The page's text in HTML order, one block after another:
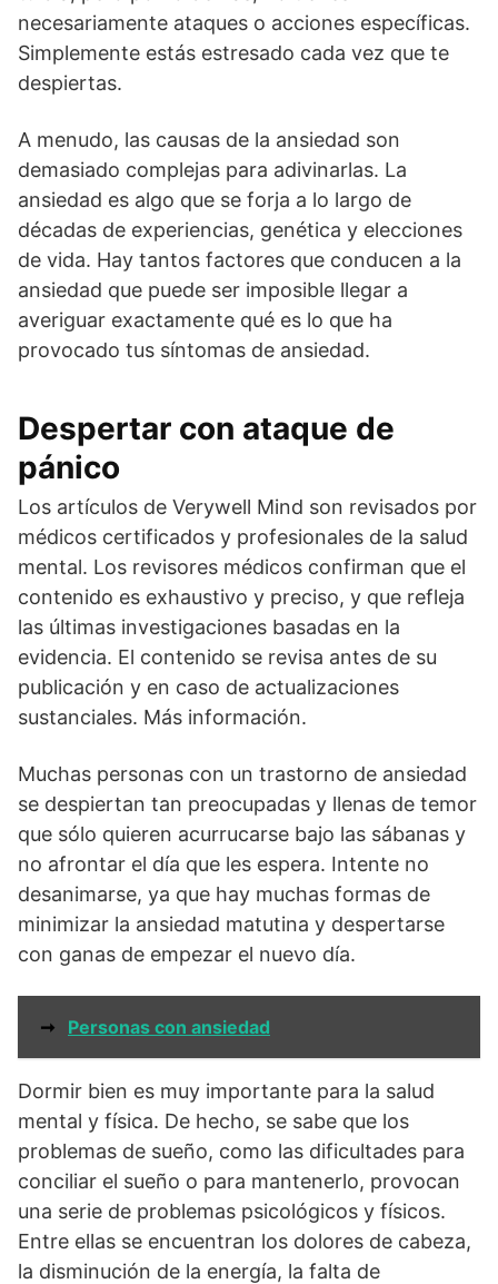
necesariamente ataques o acciones específicas.
Simplemente estás estresado cada vez que te
despiertas.
A menudo, las causas de la ansiedad son
demasiado complejas para adivinarlas. La
ansiedad es algo que se forja a lo largo de
décadas de experiencias, genética y elecciones
de vida. Hay tantos factores que conducen a la
ansiedad que puede ser imposible llegar a
averiguar exactamente qué es lo que ha
provocado tus síntomas de ansiedad.
Despertar con ataque de
pánico
Los artículos de Verywell Mind son revisados por
médicos certificados y profesionales de la salud
mental. Los revisores médicos confirman que el
contenido es exhaustivo y preciso, y que refleja
las últimas investigaciones basadas en la
evidencia. El contenido se revisa antes de su
publicación y en caso de actualizaciones
sustanciales. Más información.
Muchas personas con un trastorno de ansiedad
se despiertan tan preocupadas y llenas de temor
que sólo quieren acurrucarse bajo las sábanas y
no afrontar el día que les espera. Intente no
desanimarse, ya que hay muchas formas de
minimizar la ansiedad matutina y despertarse
con ganas de empezar el nuevo día.
➞ Personas con ansiedad
Dormir bien es muy importante para la salud
mental y física. De hecho, se sabe que los
problemas de sueño, como las dificultades para
conciliar el sueño o para mantenerlo, provocan
una serie de problemas psicológicos y físicos.
Entre ellas se encuentran los dolores de cabeza,
la disminución de la energía, la falta de